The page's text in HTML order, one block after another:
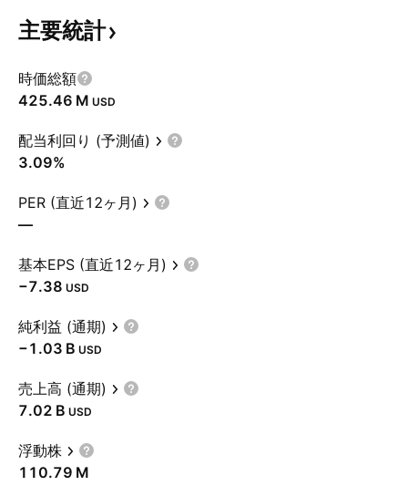
主要統計
時価総額
‪425.46 M‬ USD
配当利回り (予測値)
3.09%
PER (直近12ヶ月)
—
基本EPS (直近12ヶ月)
−7.38 USD
純利益 (通期)
‪−1.03 B‬ USD
売上高 (通期)
‪7.02 B‬ USD
浮動株
‪110.79 M‬